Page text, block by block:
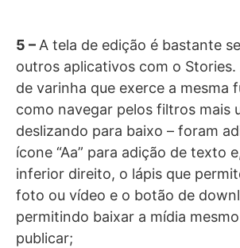
5 –A tela de edição é bastante
outros aplicativos com o
de varinha que exerce a mesma
como navegar pelos filtros mais
deslizando para baixo – foram
ícone “Aa” para adição de texto
inferior direito, o lápis que
foto ou vídeo e o botão de
permitindo baixar a mídia
publicar;